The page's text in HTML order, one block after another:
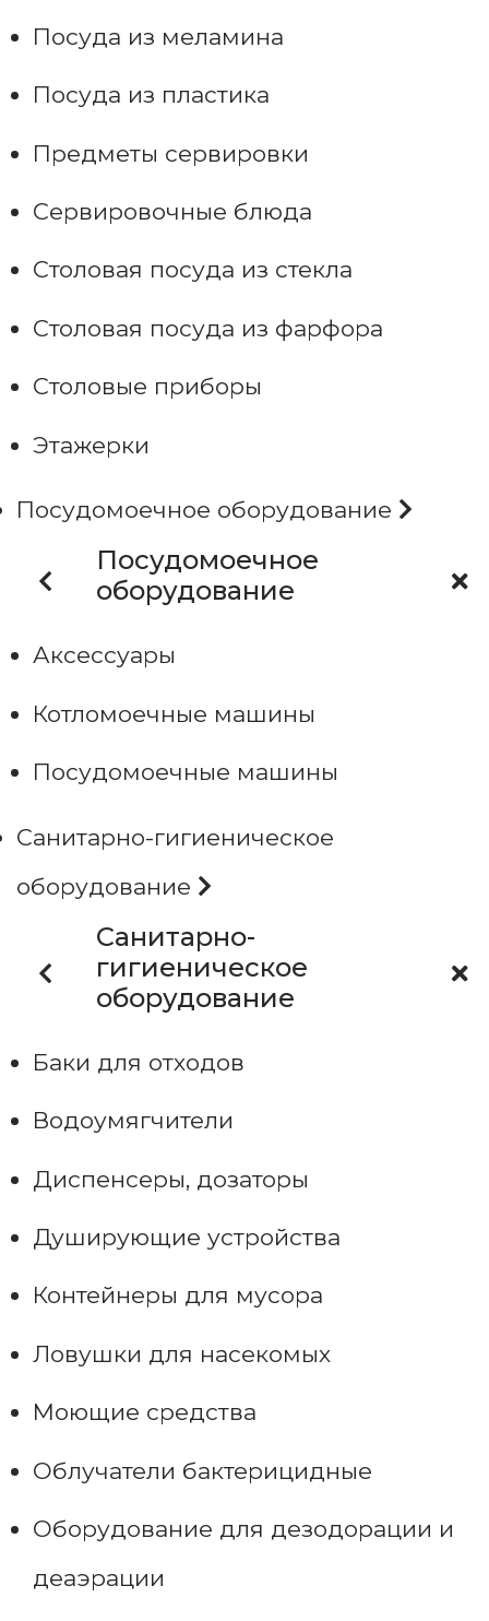
Посуда из меламина
Посуда из пластика
Предметы сервировки
Сервировочные блюда
Столовая посуда из стекла
Столовая посуда из фарфора
Столовые приборы
Этажерки
Посудомоечное оборудование
Посудомоечное
оборудование
Аксессуары
Котломоечные машины
Посудомоечные машины
Санитарно-гигиеническое
оборудование
Санитарно-
гигиеническое
оборудование
Баки для отходов
Водоумягчители
Диспенсеры, дозаторы
Душирующие устройства
Контейнеры для мусора
Ловушки для насекомых
Моющие средства
Облучатели бактерицидные
Оборудование для дезодорации и
деаэрации